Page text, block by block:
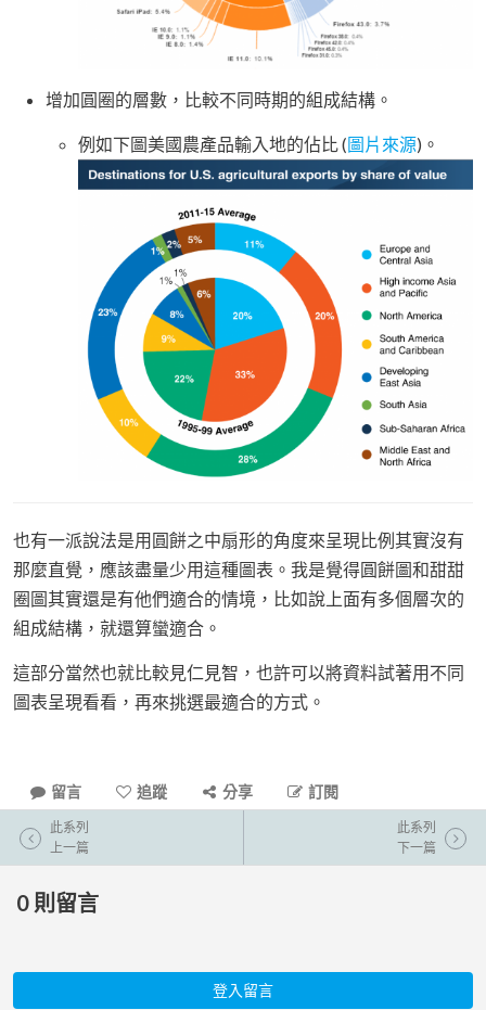
增加圓圈的層數，比較不同時期的組成結構。
例如下圖美國農產品輸入地的佔比 (圖片來源)。
也有一派說法是用圓餅之中扇形的角度來呈現比例其實沒有
那麼直覺，應該盡量少用這種圖表。我是覺得圓餅圖和甜甜
圈圖其實還是有他們適合的情境，比如說上面有多個層次的
組成結構，就還算蠻適合。
這部分當然也就比較見仁見智，也許可以將資料試著用不同
圖表呈現看看，再來挑選最適合的方式。
留言 追蹤 分享 訂閱
此系列
上一篇
此系列
下一篇
0 則留言
登入留言